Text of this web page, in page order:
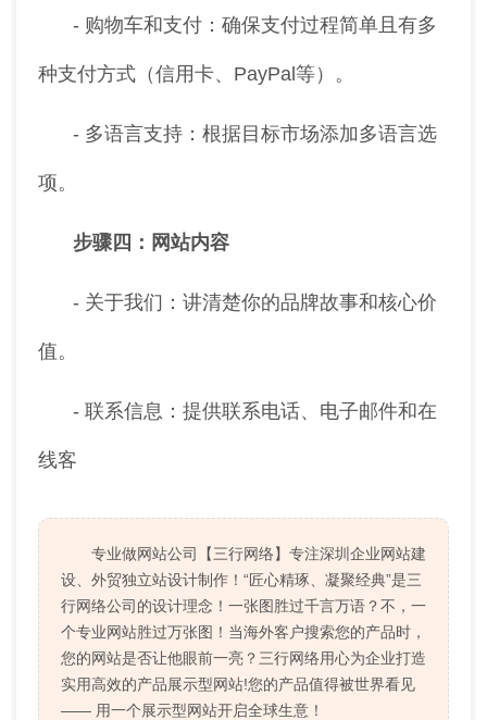
- 购物车和支付：确保支付过程简单且有多
种支付方式（信用卡、PayPal等）。
- 多语言支持：根据目标市场添加多语言选
项。
步骤四：网站内容
- 关于我们：讲清楚你的品牌故事和核心价
值。
- 联系信息：提供联系电话、电子邮件和在
线客
专业做网站公司【三行网络】专注深圳企业网站建
设、外贸独立站设计制作！“匠心精琢、凝聚经典”是三
行网络公司的设计理念！一张图胜过千言万语？不，一
个专业网站胜过万张图！当海外客户搜索您的产品时，
您的网站是否让他眼前一亮？三行网络用心为企业打造
实用高效的产品展示型网站!您的产品值得被世界看见
—— 用一个展示型网站开启全球生意！